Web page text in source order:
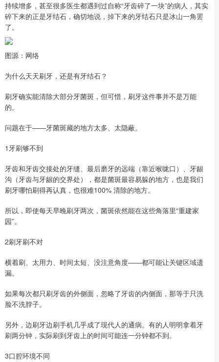
持续增多，甚至很多医生都遇到过自称“牙齿碎了一块”的病人，其实
碎下来的正是牙结石，确切地说，掉下来的牙结石只是冰山一角罢
了。
图源：网络
为什么天天刷牙，还是有牙结石？
刷牙确实能清除大部分牙菌斑，但可惜，刷牙这件事并不是万能
的。
问题在于——牙菌斑藏的地方太多、太隐蔽。
1牙刷够不到
牙齿和牙齿交接处的牙缝、最后磨牙的远端（靠近喉咙口）、牙龈
沟（牙齿与牙龈的交界处），都是菌斑最容易躲的地方，也是我们
刷牙哪怕刷得再认真，也很难100% 清除的地方。
所以，即使每天早晚刷牙两次，菌斑依然能在这些角落里“重建家
园”。
2刷牙刷不对
横着刷、太用力、时间太短、没注意角度——都可能让关键区域遗
漏。
如果每次都只刷牙齿的外侧面，忽略了牙齿的内侧面，那等于只洗
脸不洗脖子。
另外，边刷牙边刷手机几乎成了现代人的通病。有的人明明拿着牙
刷两分钟，实际刷到牙齿上的时间可能连一分钟都不到。
3口腔环境不同